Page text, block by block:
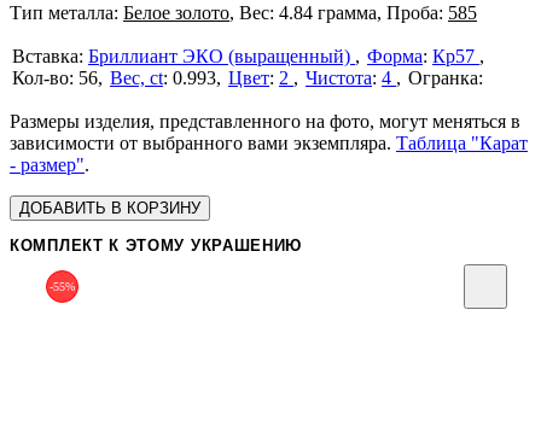
Тип металла: Белое золото, Вес: 4.84 грамма, Проба: 585
Бриллиант ЭКО (выращенный) Форма: Кр57
56 Вес, ct: 0.993 Цвет: 2 Чистота: 4
Размеры изделия, представленного на фото, могут меняться в
зависимости от выбранного вами экземпляра. Таблица "Карат
- размер".
ДОБАВИТЬ В КОРЗИНУ
КОМПЛЕКТ К ЭТОМУ УКРАШЕНИЮ
-55%